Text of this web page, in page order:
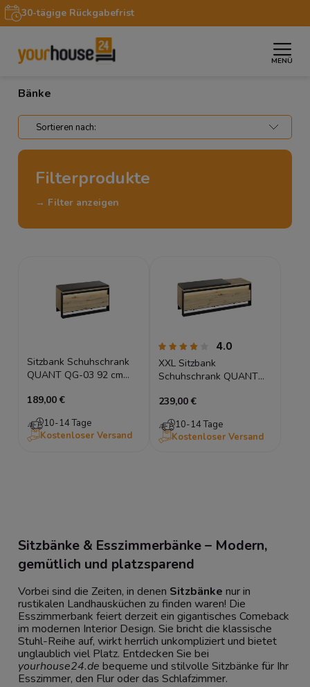
30-tägige Rückgabefrist
MENÜ
Startseite » Möbel
Bänke
Filterprodukte
→ Filter anzeigen
Sitzbank Schuhschrank
QUANT QG-03 92 cm
LED
189,00 €
10-14 Tage
Kostenloser Versand
4.0
XXL Sitzbank
Schuhschrank QUANT
Artisan, Polster, LED
239,00 €
10-14 Tage
Kostenloser Versand
Sitzbänke & Esszimmerbänke – Modern,
gemütlich und platzsparend
Vorbei sind die Zeiten, in denen Sitzbänke nur in
rustikalen Landhausküchen zu finden waren! Die
Esszimmerbank feiert derzeit ein gigantisches Comeback
im modernen Interior Design. Sie bricht die klassische
Stuhl-Reihe auf, wirkt herrlich unkompliziert und bietet
unglaublich viel Platz. Entdecken Sie bei
yourhouse24.de bequeme und stilvolle Sitzbänke für Ihr
Esszimmer, den Flur oder das Schlafzimmer.